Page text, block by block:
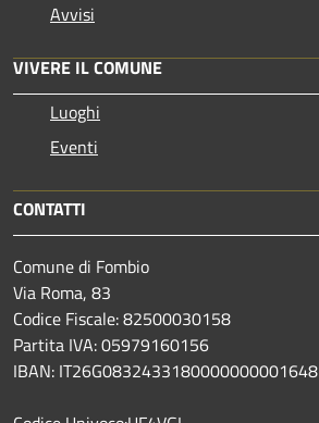
Avvisi
VIVERE IL COMUNE
Luoghi
Eventi
CONTATTI
Comune di Fombio
Via Roma, 83
Codice Fiscale: 82500030158
Partita IVA: 05979160156
IBAN: IT26G0832433180000000001648